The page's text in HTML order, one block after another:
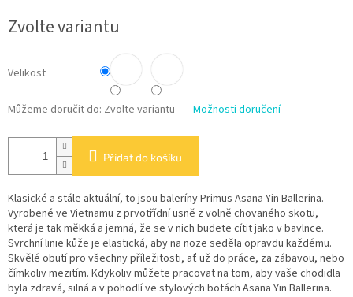
cena:
Zvolte variantu
Velikost
Můžeme doručit do: Zvolte variantu Možnosti doručení
Přidat do košíku
Klasické a stále aktuální, to jsou baleríny Primus Asana Yin Ballerina.
Vyrobené ve Vietnamu z prvotřídní usně z volně chovaného skotu,
která je tak měkká a jemná, že se v nich budete cítit jako v bavlnce.
Svrchní linie kůže je elastická, aby na noze seděla opravdu každému.
Skvělé obutí pro všechny příležitosti, ať už do práce, za zábavou, nebo
čímkoliv mezitím. Kdykoliv můžete pracovat na tom, aby vaše chodidla
byla zdravá, silná a v pohodlí ve stylových botách Asana Yin Ballerina.